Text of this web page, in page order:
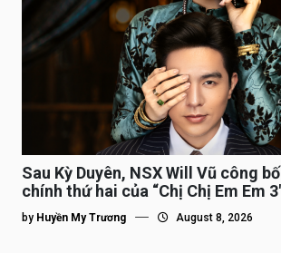
Sau Kỳ Duyên, NSX Will Vũ công
chính thứ hai của “Chị Chị Em Em
by Huyền My Trương August 8, 2026